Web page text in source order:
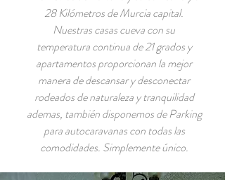
28 Kilómetros de Murcia capital.
Nuestras casas cueva con su
temperatura continua de 21 grados y
apartamentos proporcionan la mejor
manera de descansar y desconectar
rodeados de naturaleza y tranquilidad
ademas, también disponemos de Parking
para autocaravanas con todas las
comodidades. Simplemente único.